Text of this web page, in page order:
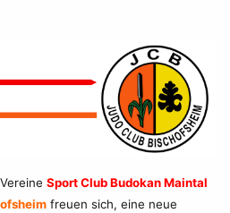
Sport Club Budokan Maintal
freuen sich, eine neue